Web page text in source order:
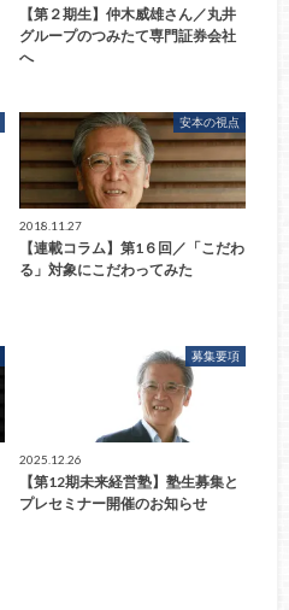
【第２期生】仲木威雄さん／丸井
グループのつみたて専門証券会社
へ
安本の視点
2018.11.27
【連載コラム】第1６回／「こだわ
る」対象にこだわってみた
募集要項
2025.12.26
【第12期未来経営塾】塾生募集と
プレセミナー開催のお知らせ